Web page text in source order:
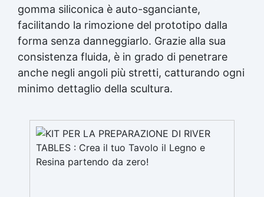
gomma siliconica è auto-sganciante,
facilitando la rimozione del prototipo dalla
forma senza danneggiarlo. Grazie alla sua
consistenza fluida, è in grado di penetrare
anche negli angoli più stretti, catturando ogni
minimo dettaglio della scultura.